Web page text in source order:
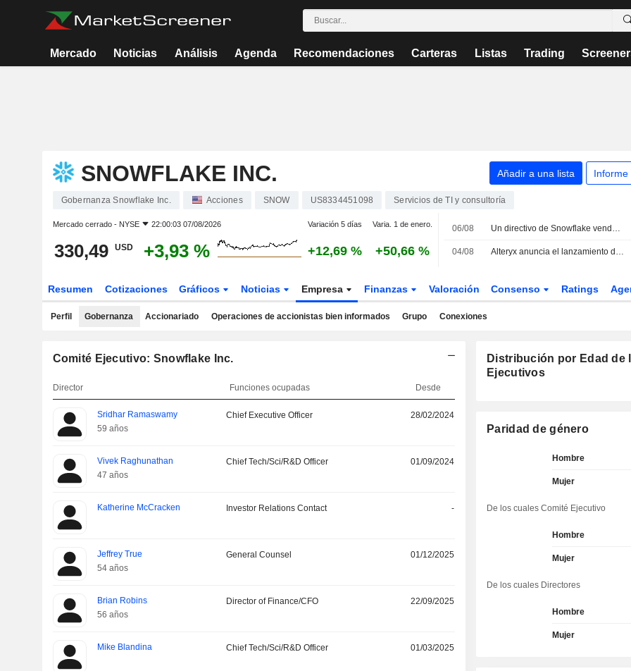
Mercado Noticias Análisis Agenda Recomendaciones Carteras Listas Trading
SNOWFLAKE INC. Añadir a una lista Informe
Gobernanza Snowflake Inc. Acciones SNOW US8334451098 Servicios de TI y consultoría
Mercado cerrado - NYSE 22:00:03 07/08/2026 Variación 5 días Varia. 1 de enero.
330,49 USD +3,93 % +12,69 % +50,66 %
06/08 Un directivo de Snowflake vende acciones por valor de 2.969.950 USD, según los registros de la SEC
04/08 Alteryx anuncia el lanzamiento de Alteryx One en Snowflake Marketplace
Resumen Cotizaciones Gráficos Noticias Empresa Finanzas Valoración Consenso Ratings
Perfil Gobernanza Accionariado Operaciones de accionistas bien informados Grupo Conexiones
Comité Ejecutivo: Snowflake Inc.
Director Funciones ocupadas Desde
Sridhar Ramaswamy
59 años
Chief Executive Officer 28/02/2024
Vivek Raghunathan
47 años
Chief Tech/Sci/R&D Officer 01/09/2024
Katherine McCracken Investor Relations Contact -
Jeffrey True
54 años
General Counsel 01/12/2025
Brian Robins
56 años
Director of Finance/CFO 22/09/2025
Mike Blandina Chief Tech/Sci/R&D Officer 01/03/2025
Distribución por Edad de
Ejecutivos
Paridad de género
Hombre
Mujer
De los cuales Comité Ejecutivo
Hombre
Mujer
De los cuales Directores
Hombre
Mujer